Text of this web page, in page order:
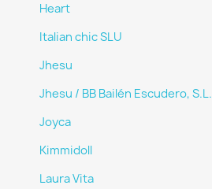
Heart
Italian chic SLU
Jhesu
Jhesu / BB Bailén Escudero, S.L.
Joyca
Kimmidoll
Laura Vita